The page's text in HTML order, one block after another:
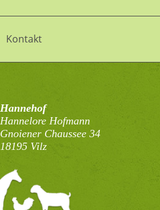
Kontakt
Hannehof
Hannelore Hofmann
Gnoiener Chaussee 34
18195 Vilz